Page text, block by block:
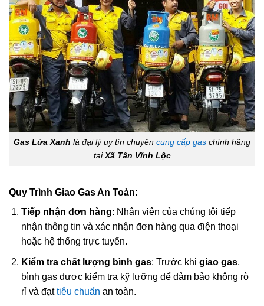
Gas Lửa Xanh là đại lý uy tín chuyên cung cấp gas chính hãng
tạiXã Tân Vĩnh Lộc
Quy Trình Giao Gas An Toàn:
Tiếp nhận đơn hàng: Nhân viên của chúng tôi tiếp
nhận thông tin và xác nhận đơn hàng qua điện thoại
hoặc hệ thống trực tuyến.
Kiểm tra chất lượng bình gas: Trước khi giao gas,
bình gas được kiểm tra kỹ lưỡng để đảm bảo không rò
rỉ và đạttiêu chuẩn an toàn.